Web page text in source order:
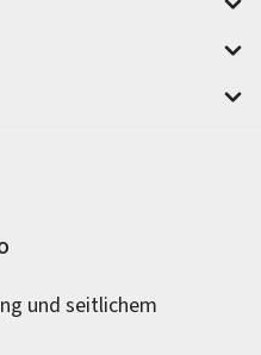
und seitlichem